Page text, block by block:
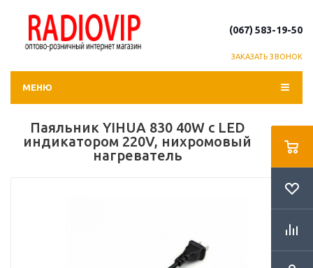
(067) 583-19-50
ЗАКАЗАТЬ ЗВОНОК
МЕНЮ
Паяльник YIHUA 830 40W c LED
индикатором 220V, нихромовый
нагреватель